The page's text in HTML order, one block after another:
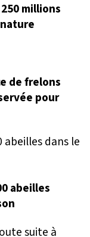
millions
de frelons
pour
abeilles